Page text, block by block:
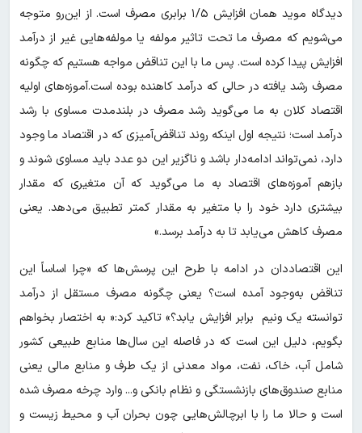
دیدگاه موید همان افزایش ۱/۵ برابری مصرف است. از این‌رو متوجه
می‌شویم که مصرف ما تحت تاثیر مولفه یا مولفه‌هایی غیر از درآمد
افزایش پیدا کرده است. پس ما با این تناقض مواجه هستیم که چگونه
مصرف رشد یافته در حالی که درآمد کاهنده بوده است.آموزه‌های اولیه
اقتصاد کلان به ما می‌گوید رشد مصرف در بلندمدت مساوی با رشد
درآمد است؛ نتیجه اول اینکه روند تناقض‌آمیزی که در اقتصاد ما وجود
دارد، نمی‌تواند ادامه‌دار باشد و ناگزیر این دو عدد باید مساوی شوند و
بازهم آموزه‌های اقتصاد به ما می‌گوید که آن متغیری که مقدار
بیشتری دارد خود را با متغیر به مقدار کمتر تطبیق می‌دهد. یعنی
مصرف کاهش می‌یابد تا به درآمد برسد.»
این اقتصاددان در ادامه با طرح این پرسش‌ها که «چرا اساساً این
تناقض به‌وجود آمده است؟ یعنی چگونه مصرف مستقل از درآمد
توانسته یک ونیم برابر افزایش یابد؟» تاکید کرد:« به اختصار بخواهم
بگویم، دلیل این است که در فاصله این سال‌ها منابع طبیعی کشور
شامل آب، خاک، نفت، مواد معدنی از یک طرف و منابع مالی یعنی
منابع صندوق‌های بازنشستگی و نظام بانکی و... وارد چرخه مصرف شده
است و حالا ما را با ابرچالش‌هایی چون بحران آب و محیط زیست و